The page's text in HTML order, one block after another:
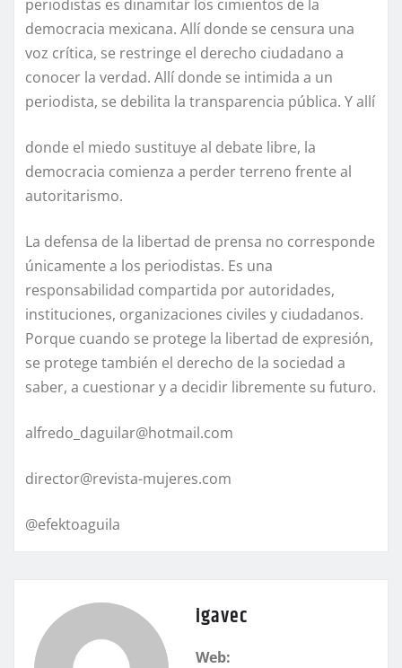
periodistas es dinamitar los cimientos de la
democracia mexicana. Allí donde se censura una
voz crítica, se restringe el derecho ciudadano a
conocer la verdad. Allí donde se intimida a un
periodista, se debilita la transparencia pública. Y allí
donde el miedo sustituye al debate libre, la
democracia comienza a perder terreno frente al
autoritarismo.
La defensa de la libertad de prensa no corresponde
únicamente a los periodistas. Es una
responsabilidad compartida por autoridades,
instituciones, organizaciones civiles y ciudadanos.
Porque cuando se protege la libertad de expresión,
se protege también el derecho de la sociedad a
saber, a cuestionar y a decidir libremente su futuro.
alfredo_daguilar@hotmail.com
director@revista-mujeres.com
@efektoaguila
igavec
Web: